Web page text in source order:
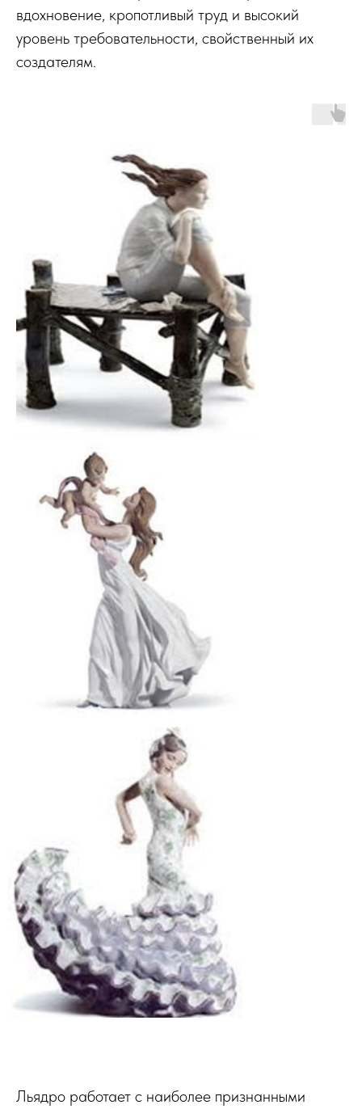
вдохновение, кропотливый труд и высокий
уровень требовательности, свойственный их
создателям.
Льядро работает с наиболее признанными